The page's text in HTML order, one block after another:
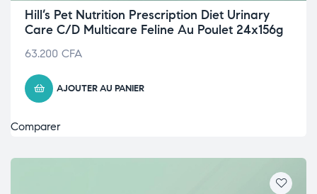
Hill’s Pet Nutrition Prescription Diet Urinary
Care C/D Multicare Feline Au Poulet 24x156g
63.200 CFA
AJOUTER AU PANIER
Comparer